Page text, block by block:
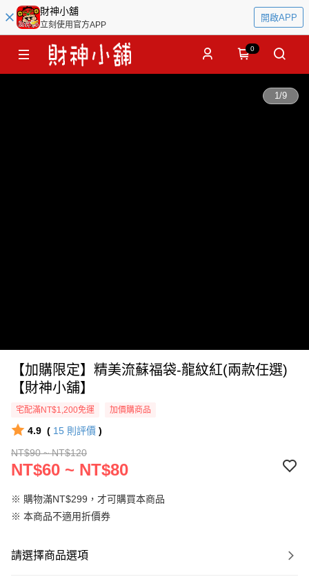
財神小舖
立刻使用官方APP
開啟APP
0
1/9
【加購限定】精美流蘇福袋-龍紋紅(兩款任選)
【財神小舖】
宅配滿NT$1,200免運 加價購商品
4.9 ( 15 則評價 )
NT$90 ~ NT$120
NT$60 ~ NT$80
※ 購物滿NT$299，才可購買本商品
※ 本商品不適用折價券
請選擇商品選項